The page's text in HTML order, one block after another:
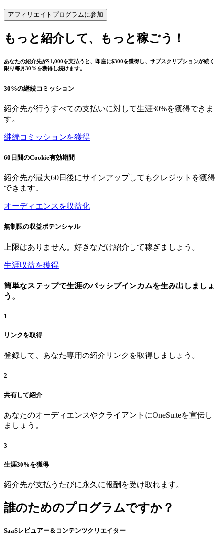
アフィリエイトプログラムに参加
もっと紹介して、もっと稼ごう！
あなたの紹介先が$1,000を支払うと、即座に$300を獲得し、サブスクリプションが続く
限り毎月30%を獲得し続けます。
30%の継続コミッション
紹介先が行うすべての支払いに対して生涯30%を獲得できま
す。
継続コミッションを獲得
60日間のCookie有効期間
紹介先が最大60日後にサインアップしてもクレジットを獲得
できます。
オーディエンスを収益化
無制限の収益ポテンシャル
上限はありません。好きなだけ紹介して稼ぎましょう。
生涯収益を獲得
簡単なステップで生涯のパッシブインカムを生み出しましょ
う。
1
リンクを取得
登録して、あなた専用の紹介リンクを取得しましょう。
2
共有して紹介
あなたのオーディエンスやクライアントにOneSuiteを宣伝し
ましょう。
3
生涯30%を獲得
紹介先が支払うたびに永久に報酬を受け取れます。
誰のためのプログラムですか？
SaaSレビュアー＆コンテンツクリエイター